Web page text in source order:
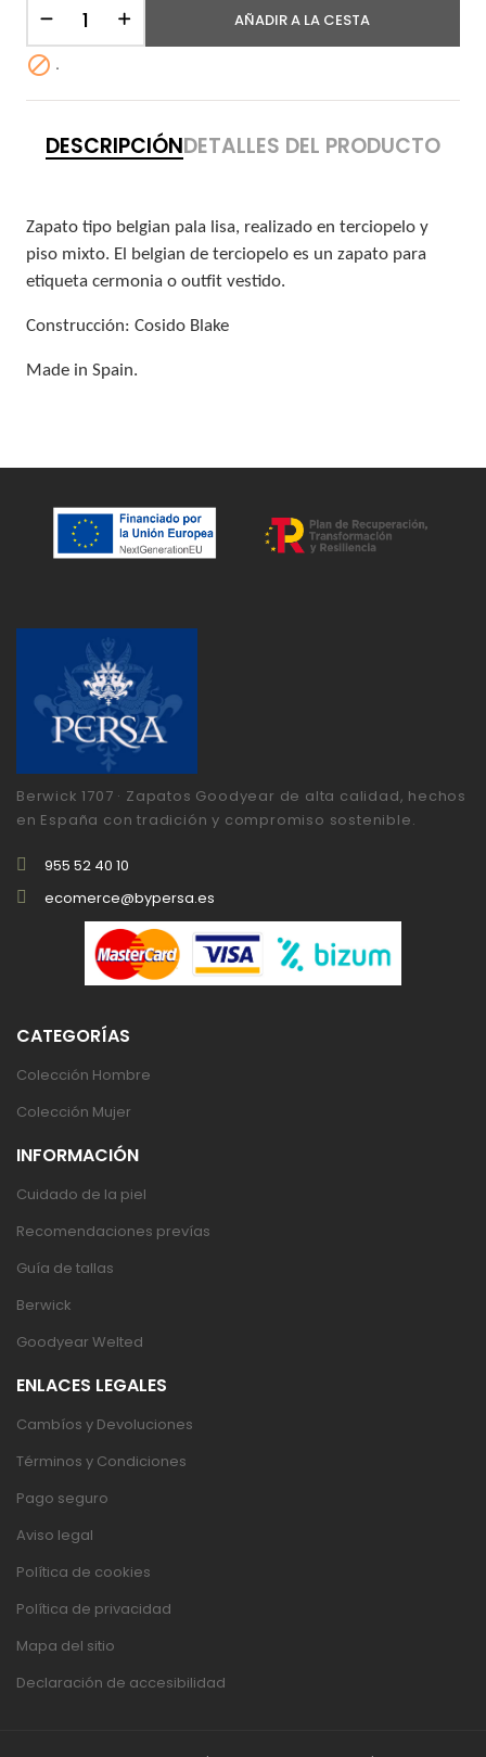
AÑADIR A LA CESTA
 .
DESCRIPCIÓNDETALLES DEL PRODUCTO
Zapato tipo belgian pala lisa, realizado en terciopelo y
piso mixto. El belgian de terciopelo es un zapato para
etiqueta cermonia o outfit vestido.
Construcción: Cosido Blake
Made in Spain.
Berwick 1707 · Zapatos Goodyear de alta calidad, hechos
en España con tradición y compromiso sostenible.
955 52 40 10
ecomerce@bypersa.es
CATEGORÍAS
Colección Hombre
Colección Mujer
INFORMACIÓN
Cuidado de la piel
Recomendaciones prevías
Guía de tallas
Berwick
Goodyear Welted
ENLACES LEGALES
Cambíos y Devoluciones
Términos y Condiciones
Pago seguro
Aviso legal
Política de cookies
Política de privacidad
Mapa del sitio
Declaración de accesibilidad